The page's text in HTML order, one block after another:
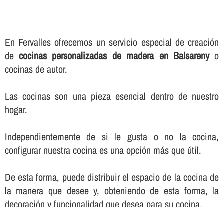
En Fervalles ofrecemos un servicio especial de creación
decocinas personalizadas de madera en Balsarenyo
cocinas de autor.
Las cocinas son una pieza esencial dentro de nuestro
hogar.
Independientemente de si le gusta o no la cocina,
configurar nuestra cocina es una opción más que útil.
De esta forma, puede distribuir el espacio de la cocina de
la manera que desee y, obteniendo de esta forma, la